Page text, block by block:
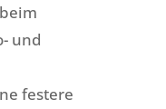
und
festere